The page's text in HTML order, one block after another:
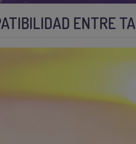
ENTRE